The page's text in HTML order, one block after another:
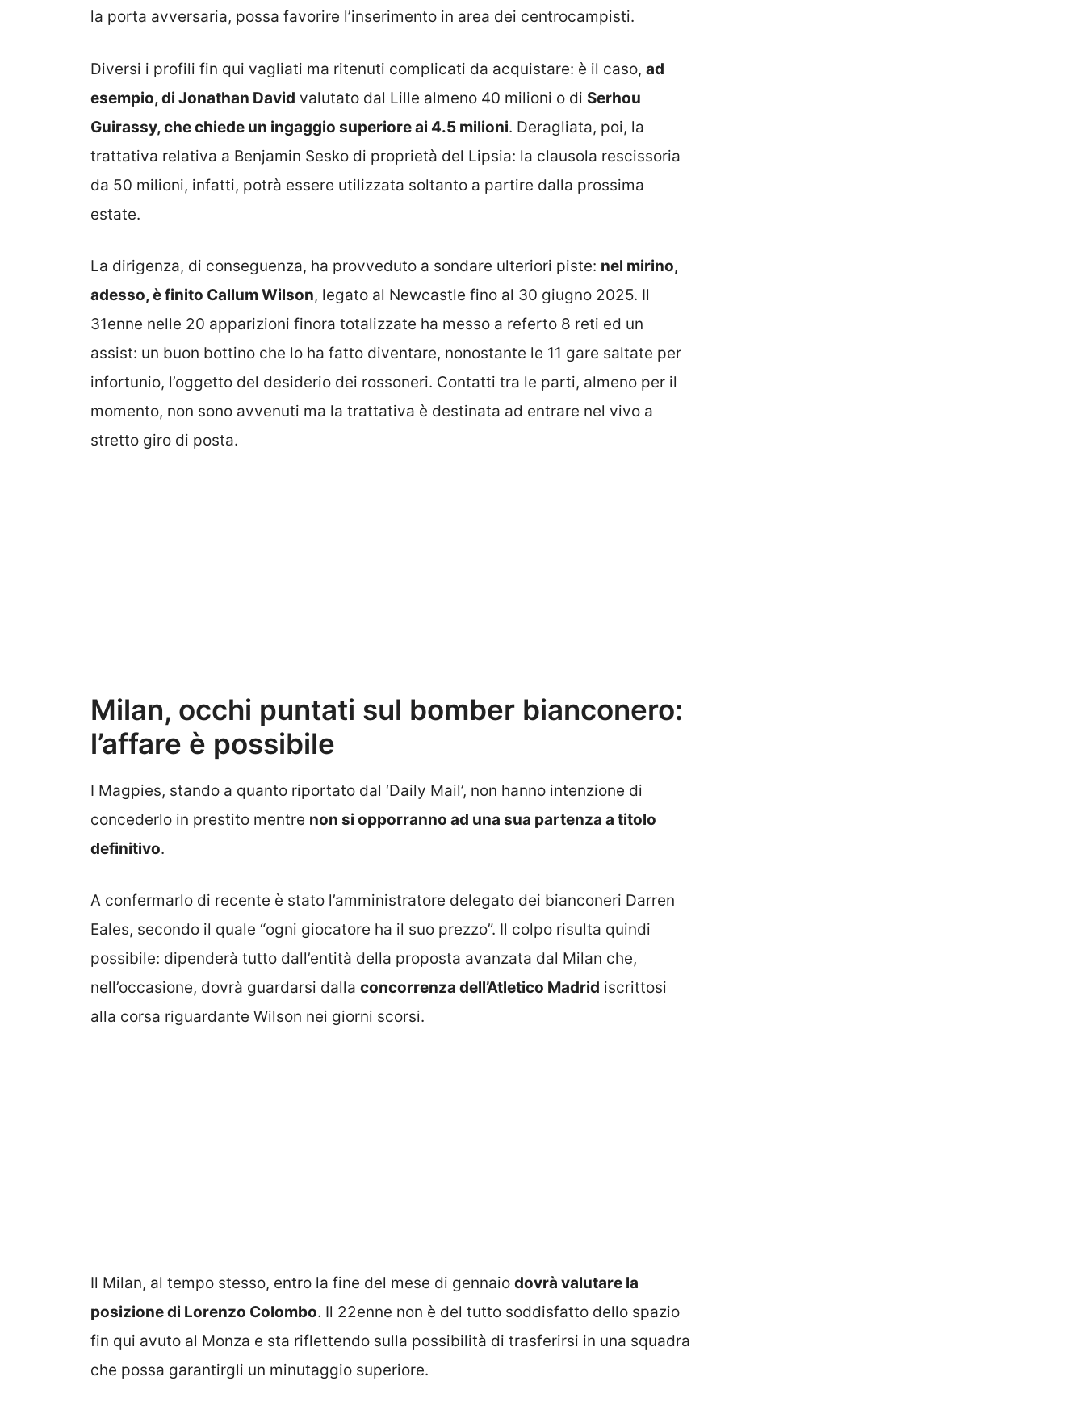
la porta avversaria, possa favorire l’inserimento in area dei centrocampisti.
Diversi i profili fin qui vagliati ma ritenuti complicati da acquistare: è il caso, ad
esempio, di Jonathan David valutato dal Lille almeno 40 milioni o di Serhou
Guirassy, che chiede un ingaggio superiore ai 4.5 milioni. Deragliata, poi, la
trattativa relativa a Benjamin Sesko di proprietà del Lipsia: la clausola rescissoria
da 50 milioni, infatti, potrà essere utilizzata soltanto a partire dalla prossima
estate.
La dirigenza, di conseguenza, ha provveduto a sondare ulteriori piste: nel mirino,
adesso, è finito Callum Wilson, legato al Newcastle fino al 30 giugno 2025. Il
31enne nelle 20 apparizioni finora totalizzate ha messo a referto 8 reti ed un
assist: un buon bottino che lo ha fatto diventare, nonostante le 11 gare saltate per
infortunio, l’oggetto del desiderio dei rossoneri. Contatti tra le parti, almeno per il
momento, non sono avvenuti ma la trattativa è destinata ad entrare nel vivo a
stretto giro di posta.
Milan, occhi puntati sul bomber bianconero:
l’affare è possibile
I Magpies, stando a quanto riportato dal ‘Daily Mail’, non hanno intenzione di
concederlo in prestito mentre non si opporranno ad una sua partenza a titolo
definitivo.
A confermarlo di recente è stato l’amministratore delegato dei bianconeri Darren
Eales, secondo il quale “ogni giocatore ha il suo prezzo”. Il colpo risulta quindi
possibile: dipenderà tutto dall’entità della proposta avanzata dal Milan che,
nell’occasione, dovrà guardarsi dalla concorrenza dell’Atletico Madrid iscrittosi
alla corsa riguardante Wilson nei giorni scorsi.
Il Milan, al tempo stesso, entro la fine del mese di gennaio dovrà valutare la
posizione di Lorenzo Colombo. Il 22enne non è del tutto soddisfatto dello spazio
fin qui avuto al Monza e sta riflettendo sulla possibilità di trasferirsi in una squadra
che possa garantirgli un minutaggio superiore.